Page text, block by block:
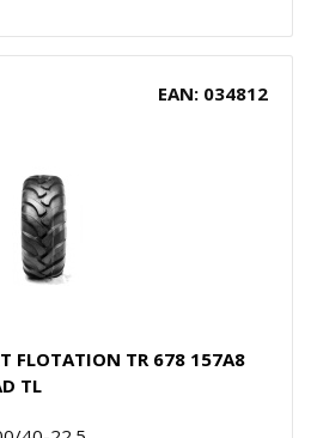
EAN: 034812
FLOTATION TR 678 157A8
TL